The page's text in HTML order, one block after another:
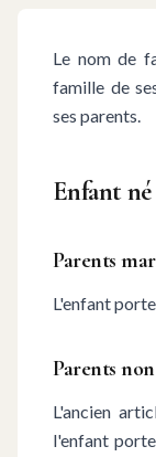
Le nom de
famille de
ses parents.
Enfant né
Parents
L'enfant
Parents
L'ancien
l'enfant